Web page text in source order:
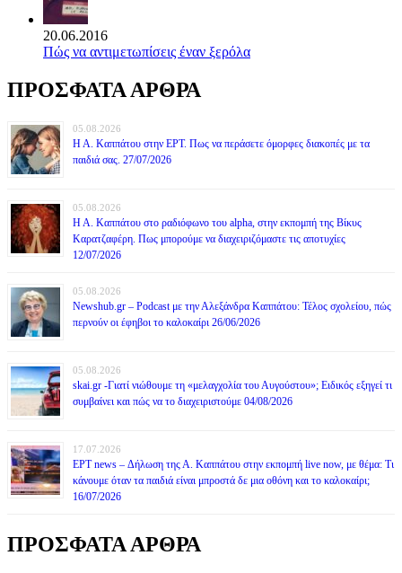
20.06.2016
Πώς να αντιμετωπίσεις έναν ξερόλα
ΠΡΟΣΦΑΤΑ ΑΡΘΡΑ
05.08.2026
Η Α. Καππάτου στην ΕΡΤ. Πως να περάσετε όμορφες διακοπές με τα
παιδιά σας. 27/07/2026
05.08.2026
Η Α. Καππάτου στο ραδιόφωνο του alpha, στην εκπομπή της Βίκυς
Καρατζαφέρη. Πως μπορούμε να διαχειριζόμαστε τις αποτυχίες
12/07/2026
05.08.2026
Newshub.gr – Podcast με την Αλεξάνδρα Καππάτου: Τέλος σχολείου, πώς
περνούν οι έφηβοι το καλοκαίρι 26/06/2026
05.08.2026
skai.gr -Γιατί νιώθουμε τη «μελαγχολία του Αυγούστου»; Ειδικός εξηγεί τι
συμβαίνει και πώς να το διαχειριστούμε 04/08/2026
17.07.2026
ΕΡΤ news – Δήλωση της Α. Καππάτου στην εκπομπή live now, με θέμα: Τι
κάνουμε όταν τα παιδιά είναι μπροστά δε μια οθόνη και το καλοκαίρι;
16/07/2026
ΠΡΟΣΦΑΤΑ ΑΡΘΡΑ